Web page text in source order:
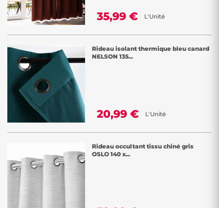
35,99 € L'Unité
Rideau isolant thermique bleu canard
NELSON 135...
20,99 € L'Unité
Rideau occultant tissu chiné gris
OSLO 140 x...